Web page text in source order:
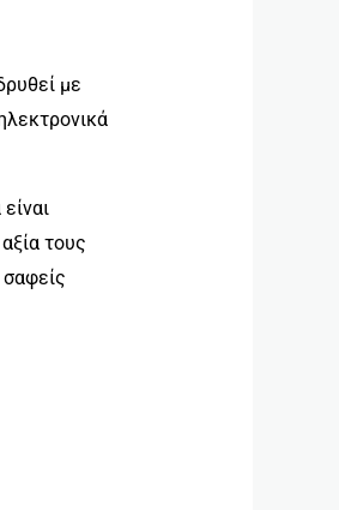
με
τους